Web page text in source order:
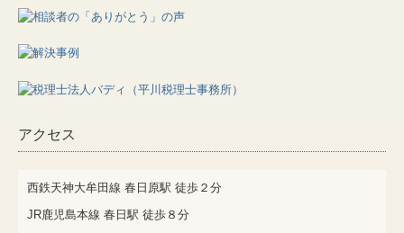
アクセス
西鉄天神大牟田線 春日原駅 徒歩２分
JR鹿児島本線 春日駅 徒歩８分